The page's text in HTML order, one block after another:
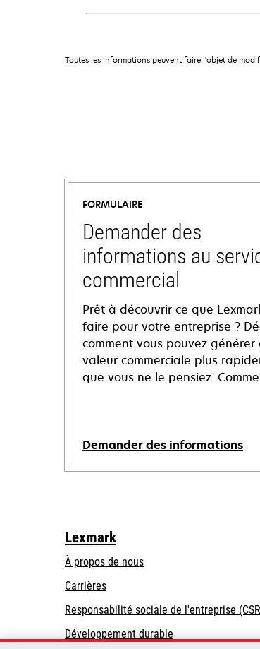
Toutes les informations peuvent faire l'objet de
FORMULAIRE
Demander des
informations au
commercial
Prêt à découvrir ce que
faire pour votre entreprise ?
comment vous pouvez générer
valeur commerciale plus
que vous ne le pensiez.
Demander des informations
Lexmark
À propos de nous
Carrières
s’ouvre
dans
un
Responsabilité sociale de l'entreprise
Développement durable